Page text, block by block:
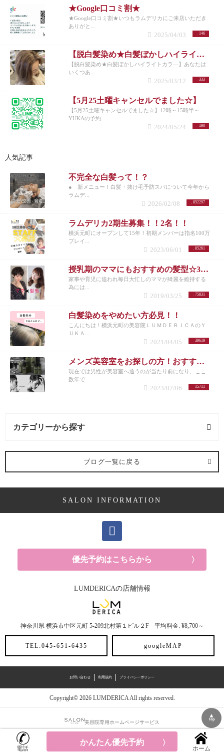
★Google口コミ割★
★Google口コミ割★いつもラムデリカにご来店いただき
ありがと...
146
2025/04/03
【脱白髪染め★白髪ぼかしハイライトカラ―】
【脱白髪染め★白髪ぼかしハイライトカラ―】あなたは
いくつあ...
333
2025/03/12
【5月25土曜キャンセルでました☆】
【5月25土曜キャンセルでました☆】12時～15時半～
YUKAの予約...
190
2024/05/24
人気記事
不完全な白髪って！？
● 新メニュー！白髪・抜け毛予防スパについて今年から
ラムデ...
852297
2026/02/08
ラムデリカ2期生募集！！2名！！
横浜元町にオープンして15年！初期メンバーは指名100万
プレイ...
85261
2023/06/01
授乳期のママにもおすすめの髪型☆30代女性を若く見せるスタイル特集☆
家事や育児に追われ毎日大忙しのママが綺麗を維持する
為には...
75831
2019/03/25
白髪染めをやめたい方必見！！
こんにちは！横浜元町の美容院ＬＵＭＤＥＲＩＣＡのＹ
ＵＫＡ...
39619
2021/04/05
メンズ美容室をお探しの方！おすすめメニューまとめ
現在では男性が美容室へ通うのが当たり前になり、ここ
数年で...
15711
2023/02/06
カテゴリーから探す
施術メニュー (1記事)
ブログ一覧に戻る
SALON INFORMATION
優先予約はこちらから
LUMDERICAの店舗情報
神奈川県 横浜市中区元町 5-209北村第１ビル２F 平均料金: ¥8,700～
TEL:045-651-6435 googleMAP
お問い合わせ 利用規約 プライバシーポリシー
Copyright© 2026 LUMDERICA All rights reserved.
美容院専用ホームページサービス
▲
top
電話
かんたん優先予約
ホーム